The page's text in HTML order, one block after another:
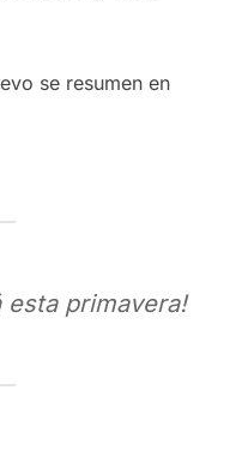
se resumen en
esta primavera!